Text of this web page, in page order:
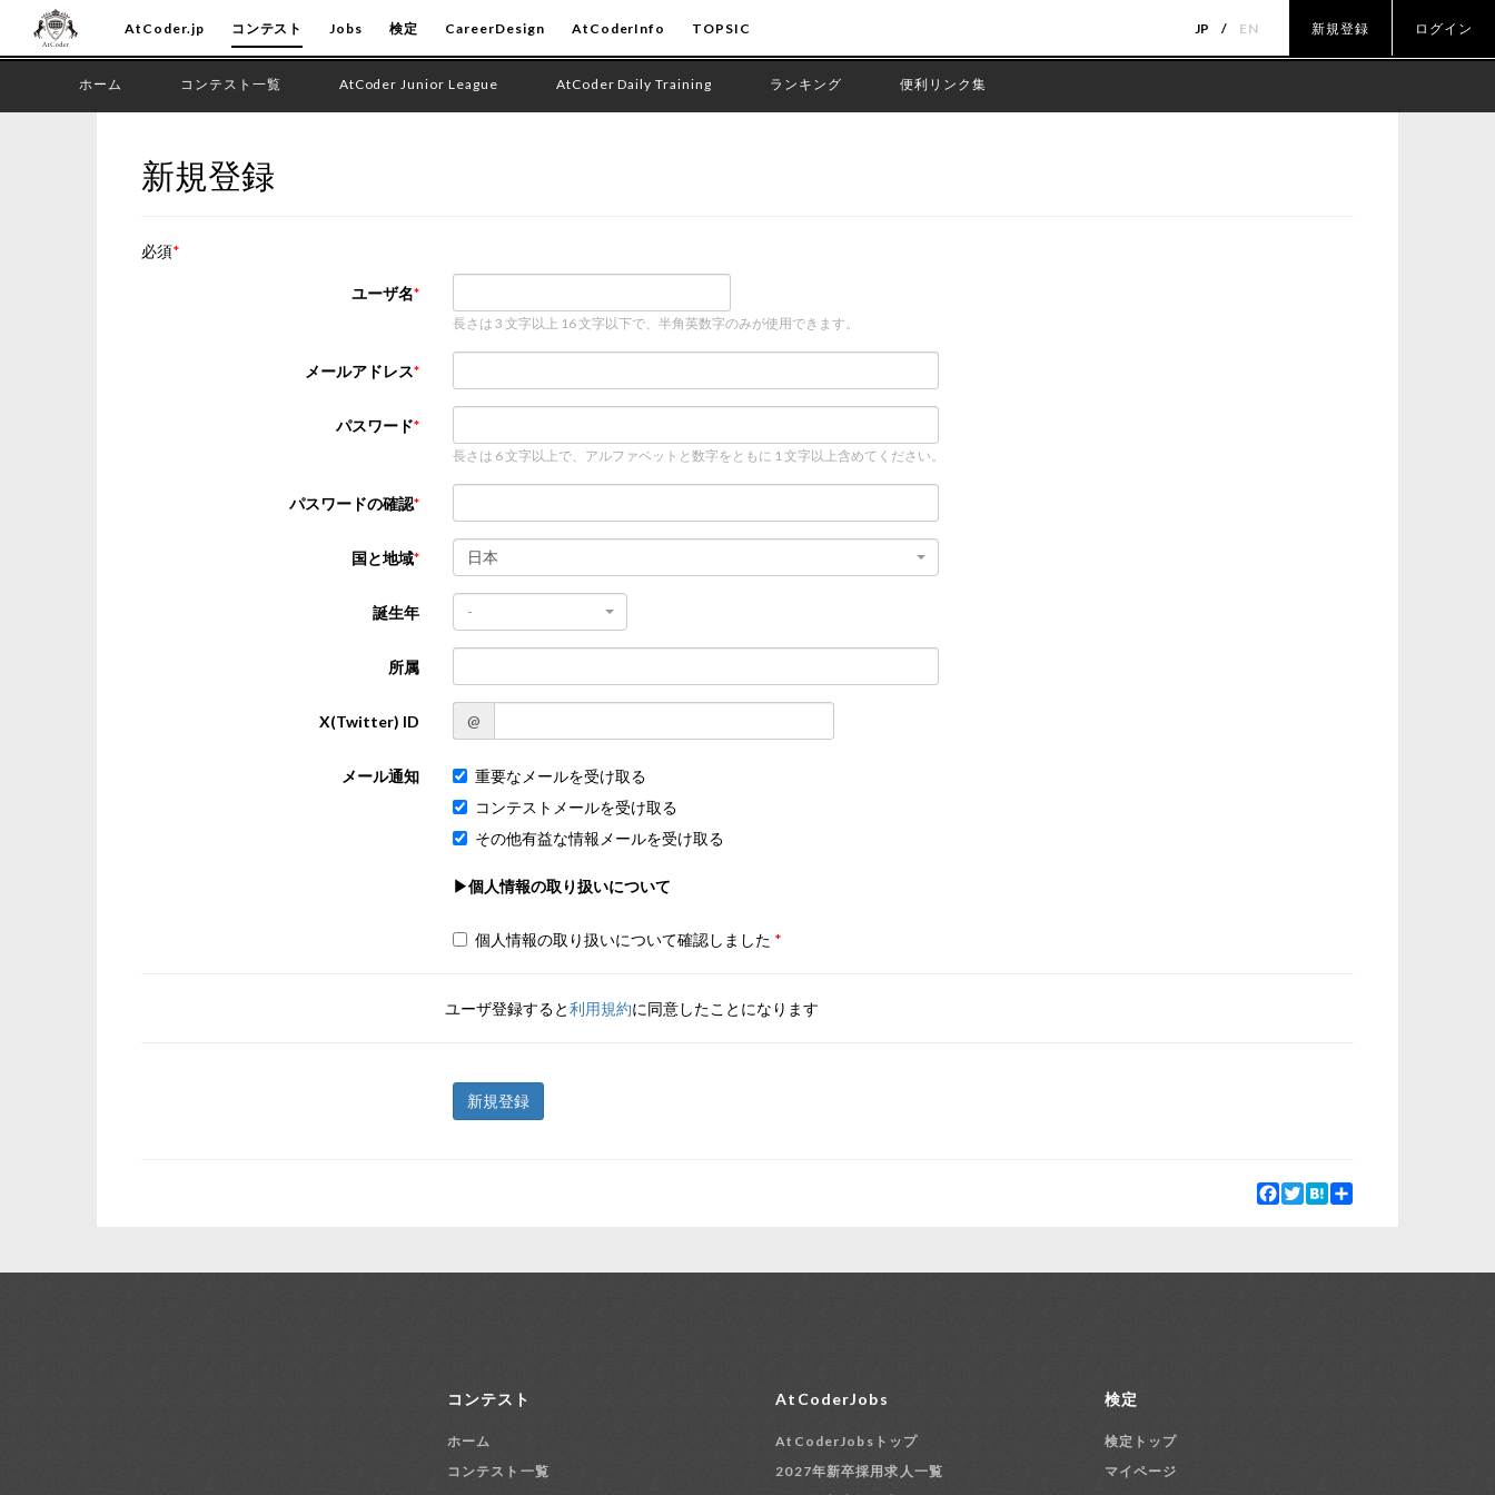
AtCoder.jp コンテスト Jobs 検定 CareerDesign AtCoderInfo TOPSIC JP EN 新規登録 ログイン
ホーム コンテスト一覧 AtCoder Junior League AtCoder Daily Training ランキング 便利リンク集
新規登録
必須
ユーザ名
長さは 3 文字以上 16 文字以下で、半角英数字のみが使用できます。
メールアドレス
パスワード
長さは 6 文字以上で、アルファベットと数字をともに 1 文字以上含めてください。
パスワードの確認
国と地域 日本
誕生年 -
所属
X(Twitter) ID @
メール通知
重要なメールを受け取る
コンテストメールを受け取る
その他有益な情報メールを受け取る
▶個人情報の取り扱いについて
個人情報の取り扱いについて確認しました
ユーザ登録すると利用規約に同意したことになります
新規登録
Facebook
Twitter
Hatena
コンテスト
ホーム
コンテスト一覧
AtCoderJobs
AtCoderJobsトップ
2027年新卒採用求人一覧
検定
検定トップ
マイページ